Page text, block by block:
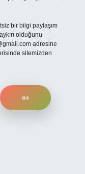
bir bilgi paylaşım
olduğunu
adresine
sitemizden